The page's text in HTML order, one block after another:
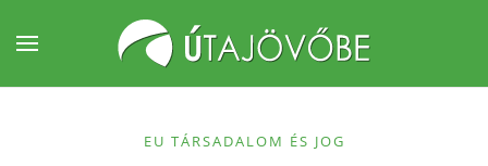
Fő tartalom átugrása
EU TÁRSADALOM ÉS JOG